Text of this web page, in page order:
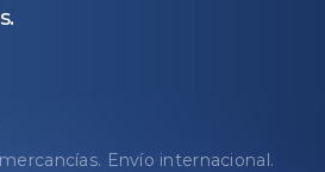
Envío internacional.